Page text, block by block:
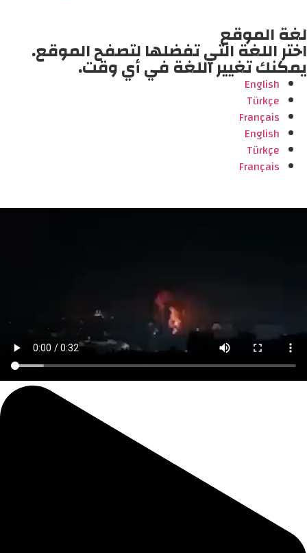
لغة الموقع
اختر اللغة التي تفضلها لتصفح الموقع.
يمكنك تغيير اللغة في أي وقت.
English
Türkçe
Français
English
Türkçe
Français